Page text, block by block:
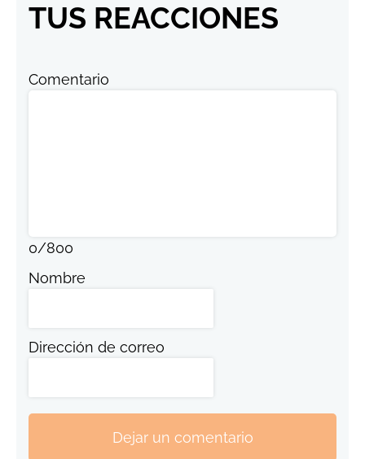
TUS REACCIONES
Comentario
0/800
Nombre
Dirección de correo
Dejar un comentario